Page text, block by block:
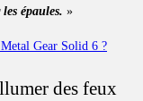
épaules. »
Gear Solid 6 ?
des feux